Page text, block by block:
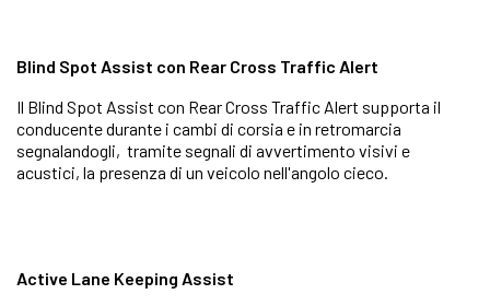
Blind Spot Assist con Rear Cross Traffic Alert
Il Blind Spot Assist con Rear Cross Traffic Alert supporta il
conducente durante i cambi di corsia e in retromarcia
segnalandogli, tramite segnali di avvertimento visivi e
acustici, la presenza di un veicolo nell'angolo cieco.
Active Lane Keeping Assist